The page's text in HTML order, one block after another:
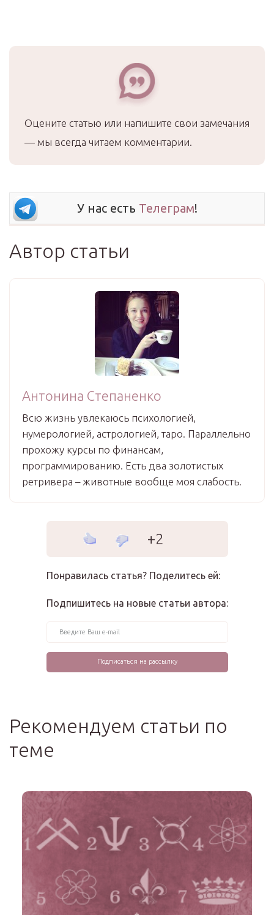
Оцените статью или напишите свои замечания
— мы всегда читаем комментарии.
У нас есть Телеграм!
Автор статьи
Антонина Степаненко
Всю жизнь увлекаюсь психологией,
нумерологией, астрологией, таро. Параллельно
прохожу курсы по финансам,
программированию. Есть два золотистых
ретривера – животные вообще моя слабость.
+2
Понравилась статья? Поделитесь ей:
Подпишитесь на новые статьи автора:
Рекомендуем статьи по
теме